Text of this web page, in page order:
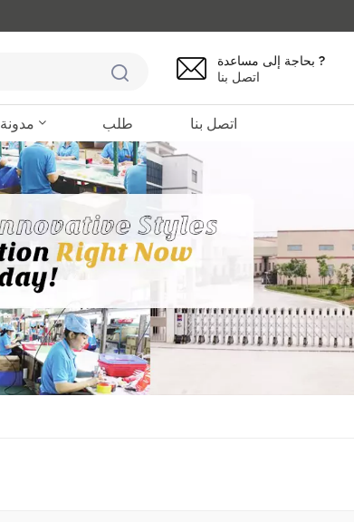
بحاجة إلى مساعدة ?
اتصل بنا
مدونة طلب اتصل بنا